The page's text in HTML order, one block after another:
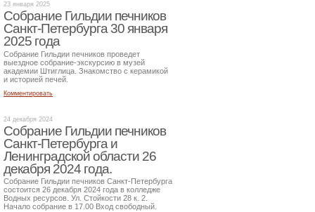
23 января 2025
Собрание Гильдии печников
Санкт-Петербурга 30 января
2025 года
Собрание Гильдии печников проведет
выездное собрание-экскурсию в музей
академии Штиглица. Знакомство с керамикой
и историей печей.
Комментировать
24 декабря 2024
Собрание Гильдии печников
Санкт-Петербурга и
Ленинградской области 26
декабря 2024 года.
Собрание Гильдии печников Санкт-Петербурга
состоится 26 декабря 2024 года в колледже
Водных ресурсов. Ул. Стойкости 28 к. 2.
Начало собрание в 17.00 Вход свободный.